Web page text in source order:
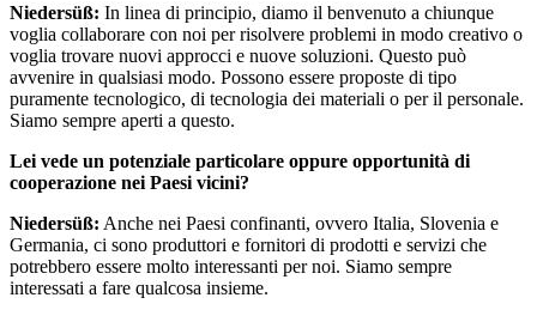
Niedersüß: In linea di principio, diamo il benvenuto a chiunque
voglia collaborare con noi per risolvere problemi in modo creativo o
voglia trovare nuovi approcci e nuove soluzioni. Questo può
avvenire in qualsiasi modo. Possono essere proposte di tipo
puramente tecnologico, di tecnologia dei materiali o per il personale.
Siamo sempre aperti a questo.
Lei vede un potenziale particolare oppure opportunità di
cooperazione nei Paesi vicini?
Niedersüß: Anche nei Paesi confinanti, ovvero Italia, Slovenia e
Germania, ci sono produttori e fornitori di prodotti e servizi che
potrebbero essere molto interessanti per noi. Siamo sempre
interessati a fare qualcosa insieme.